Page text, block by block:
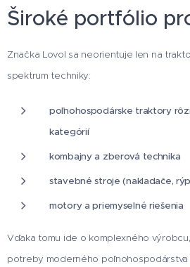
Široké portfólio
Značka Lovol sa neorientuje len na
spektrum techniky:
poľnohospodárske traktory
kategórií
kombajny a zberová technika
stavebné stroje (nakladače,
motory a priemyselné riešenia
Vďaka tomu ide o komplexného
potreby moderného poľnohospodárstva